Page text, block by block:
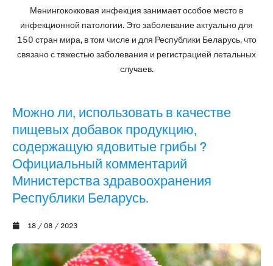
Менингококковая инфекция занимает особое место в
инфекционной патологии. Это заболевание актуально для
150 стран мира, в том числе и для Республики Беларусь, что
связано с тяжестью заболевания и регистрацией летальных
случаев.
Можно ли, использовать в качестве
пищевых добавок продукцию,
содержащую ядовитые грибы ?
Официальный комментарий
Министерства здравоохранения
Республики Беларусь.
18 / 08 / 2023